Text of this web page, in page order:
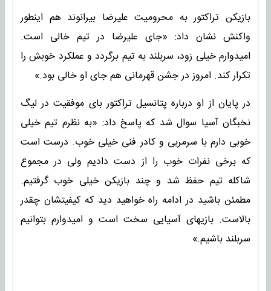
بازیکن تراکتور به محرومیت علیرضا بیرانوند هم اینطور
واکنش نشان داد: «جای علیرضا در تیم خالی است.
امیدوارم خیلی زود، سربلند به تیم برگردد و عملکرد خوبش را
تکرار کند. امروز در جشن قهرمانی هم جای او خالی بود.»
در پایان از او درباره پتانسیل تراکتور بای موفقیت در لیگ
نخبگان آسیا سوال شد که پاسخ داد: «به نظرم تیم خیلی
خوبی دارم با سرمربی و کادر فنی خیلی خوب. درست است
که برخی نفرات خوب را از دست دادیم ولی در مجموع
شاکله تیم حفظ شد و چند بازیکن خیلی خوب گرفتیم.
مطمئن باشید در ادامه راه خواهید دید که کیفیتشان چقدر
بالاست. بازیهای آسیایی سخت است و امیدوارم بتوانیم
سربلند باشیم.»